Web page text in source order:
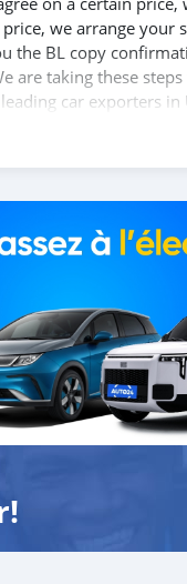
we arrange
the BL copy
are taking these
car exporters
you, and guide you